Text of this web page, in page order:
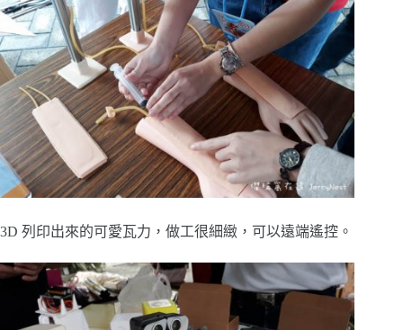
3D 列印出來的可愛瓦力，做工很細緻，可以遠端遙控。